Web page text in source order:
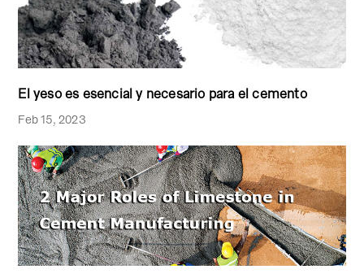
El yeso es esencial y necesario para el cemento
Feb 15, 2023